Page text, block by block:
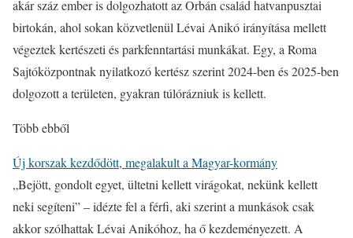
akár száz ember is dolgozhatott az Orbán család hatvanpusztai
birtokán, ahol sokan közvetlenül Lévai Anikó irányítása mellett
végeztek kertészeti és parkfenntartási munkákat. Egy, a Roma
Sajtóközpontnak nyilatkozó kertész szerint 2024-ben és 2025-ben
dolgozott a területen, gyakran túlórázniuk is kellett.
Több ebből
Új korszak kezdődött, megalakult a Magyar-kormány
„Bejött, gondolt egyet, ültetni kellett virágokat, nekünk kellett
neki segíteni” – idézte fel a férfi, aki szerint a munkások csak
akkor szólhattak Lévai Anikóhoz, ha ő kezdeményezett. A